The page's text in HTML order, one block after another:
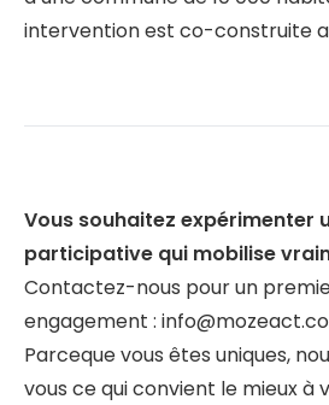
intervention est co-construite
Vous souhaitez expérimenter
participative qui mobilise
Contactez-nous pour un
engagement :
Parceque vous êtes uniques,
vous ce qui convient le mieux à